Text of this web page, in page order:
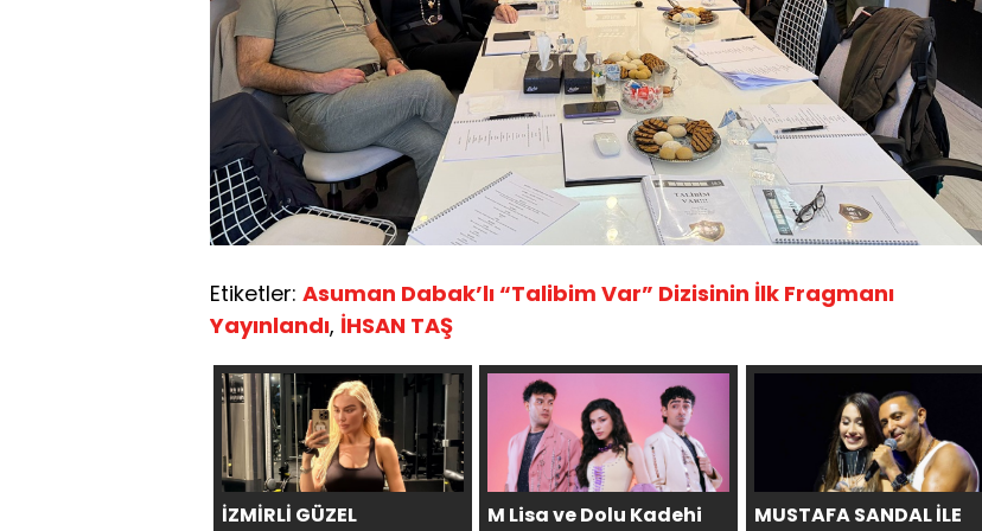
Etiketler: Asuman Dabak’lı “Talibim Var” Dizisinin İlk Fragmanı
Yayınlandı, İHSAN TAŞ
İZMİRLİ GÜZEL
M Lisa ve Dolu Kadehi
MUSTAFA SANDAL İLE